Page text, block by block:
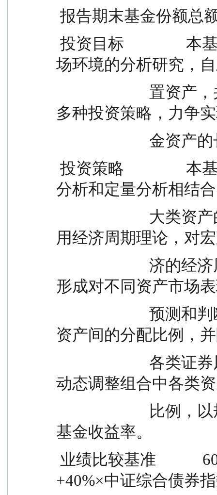
报告期末基金份额总
场环境的分析研究，
多种投资策略，力争
分析和定量分析相结
用经济周期理论，对
形成对不同资产市场
资产间的分配比例，
动态调整组合中各类
基金收益率。
+40%×中证综合债券